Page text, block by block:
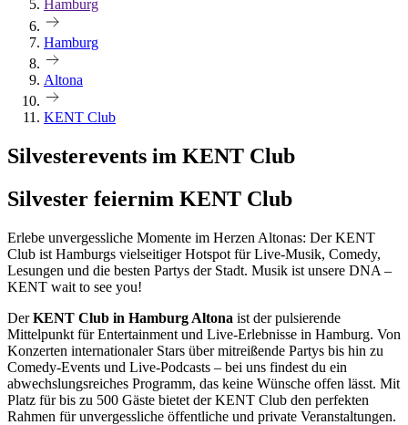
Hamburg
Hamburg
Altona
KENT Club
Silvesterevents im KENT Club
Silvester feiernim KENT Club
Erlebe unvergessliche Momente im Herzen Altonas: Der KENT
Club ist Hamburgs vielseitiger Hotspot für Live-Musik, Comedy,
Lesungen und die besten Partys der Stadt. Musik ist unsere DNA –
KENT wait to see you!
DerKENT Club in Hamburg Altona ist der pulsierende
Mittelpunkt für Entertainment und Live-Erlebnisse in Hamburg. Von
Konzerten internationaler Stars über mitreißende Partys bis hin zu
Comedy-Events und Live-Podcasts – bei uns findest du ein
abwechslungsreiches Programm, das keine Wünsche offen lässt. Mit
Platz für bis zu 500 Gäste bietet der KENT Club den perfekten
Rahmen für unvergessliche öffentliche und private Veranstaltungen.